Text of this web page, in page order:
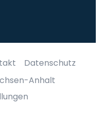
Datenschutz
Anhalt